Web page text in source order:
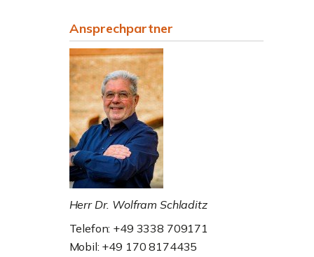
Ansprechpartner
Herr Dr. Wolfram Schladitz
Telefon: +49 3338 709171
Mobil: +49 170 8174435